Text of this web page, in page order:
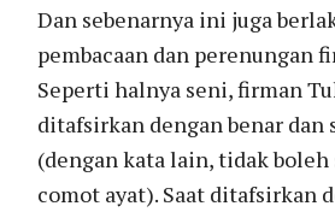
Dan sebenarnya ini juga
pembacaan dan perenungan
Seperti halnya seni, firman
ditafsirkan dengan benar dan
(dengan kata lain, tidak boleh
comot ayat). Saat ditafsirkan